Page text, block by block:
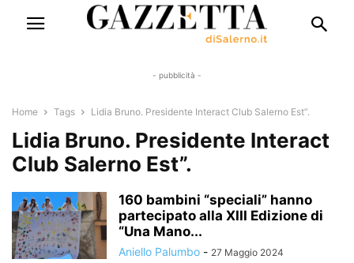
- pubblicità -
Home Tags Lidia Bruno. Presidente Interact Club Salerno Est”.
Lidia Bruno. Presidente Interact
Club Salerno Est”.
160 bambini “speciali” hanno
partecipato alla XIII Edizione di
“Una Mano...
Aniello Palumbo - 27 Maggio 2024